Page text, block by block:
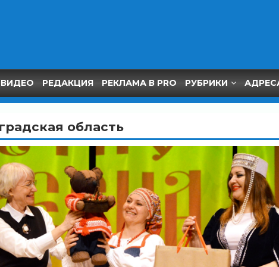
ВИДЕО РЕДАКЦИЯ РЕКЛАМА В PRO РУБРИКИ
область